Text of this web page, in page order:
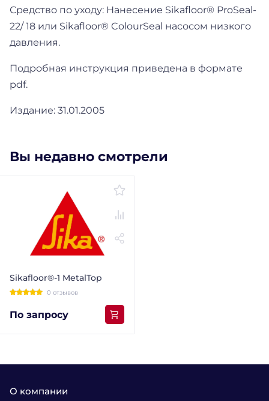
Средство по уходу: Нанесение Sikafloor® ProSeal-
22/ 18 или Sikafloor® ColourSeal насосом низкого
давления.
Подробная инструкция приведена в формате
pdf.
Издание: 31.01.2005
Вы недавно смотрели
Sikafloor®-1 MetalTop
0 отзывов
По запросу
О компании